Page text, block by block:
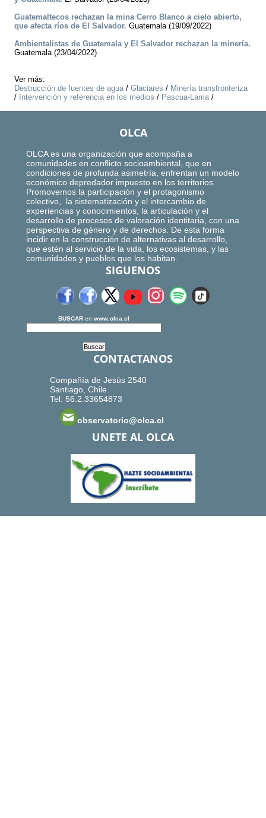
Guatemaltecos rechazan la mina Cerro Blanco a cielo abierto,
que afecta ríos de El Salvador. Guatemala (19/09/2022)
Ambientalistas de Guatemala y El Salvador rechazan la minería.
Guatemala (23/04/2022)
Ver más:
Destrucción de fuentes de agua/ Glaciares / Minería transfronteriza
/ Intervención y referencia en los medios / Pascua-Lama/
OLCA
OLCA es una organización que acompaña a
comunidades en conflicto socioambiental, que en
condiciones de profunda asimetría, enfrentan un modelo
económico depredador impuesto en los territorios.
Promovemos la participación y el protagonismo
colectivo, la sistematización y el intercambio de
experiencias y conocimientos, la articulación y el
desarrollo de procesos de valoración identitaria, con una
perspectiva de género y de derechos. De esta forma
incidir en la construcción de alternativas al desarrollo,
que estén al servicio de la vida, los ecosistemas, y las
comunidades y pueblos que los habitan.
SIGUENOS
BUSCAR en www.olca.cl
CONTACTANOS
Compañía de Jesús 2540
Santiago, Chile.
Tel: 56.2.33654873
observatorio@olca.cl
UNETE AL OLCA